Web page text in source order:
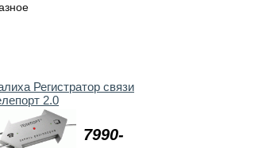
7990-
Регистратор связи
2.0